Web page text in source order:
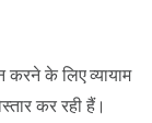
करने के लिए व्यायाम
कर रही हैं।